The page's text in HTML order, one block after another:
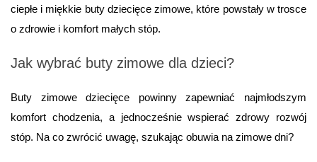
ciepłe i miękkie buty dziecięce zimowe, które powstały w trosce
o zdrowie i komfort małych stóp.
Jak wybrać buty zimowe dla dzieci?
Buty zimowe dziecięce powinny zapewniać najmłodszym
komfort chodzenia, a jednocześnie wspierać zdrowy rozwój
stóp. Na co zwrócić uwagę, szukając obuwia na zimowe dni?